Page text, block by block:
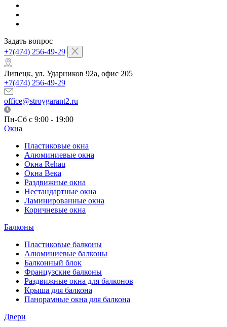
Задать вопрос
+7(474) 256-49-29
Липецк, ул. Ударников 92а, офис 205
+7(474) 256-49-29
office@stroygarant2.ru
Пн-Сб с 9:00 - 19:00
Окна
Пластиковые окна
Алюминиевые окна
Окна Rehau
Окна Века
Раздвижные окна
Нестандартные окна
Ламинированные окна
Коричневые окна
Балконы
Пластиковые балконы
Алюминиевые балконы
Балконный блок
Французские балконы
Раздвижные окна для балконов
Крыша для балкона
Панорамные окна для балкона
Двери